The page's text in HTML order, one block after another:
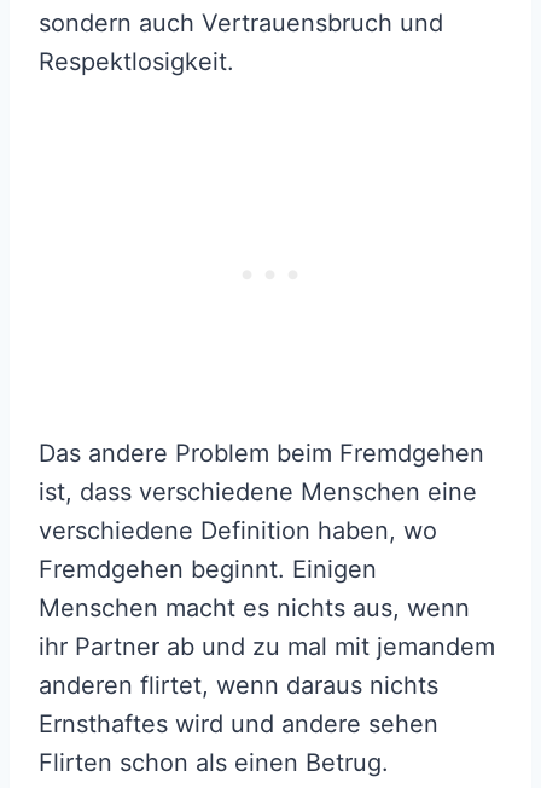
sondern auch Vertrauensbruch und
Respektlosigkeit.
Das andere Problem beim Fremdgehen
ist, dass verschiedene Menschen eine
verschiedene Definition haben, wo
Fremdgehen beginnt. Einigen
Menschen macht es nichts aus, wenn
ihr Partner ab und zu mal mit jemandem
anderen flirtet, wenn daraus nichts
Ernsthaftes wird und andere sehen
Flirten schon als einen Betrug.